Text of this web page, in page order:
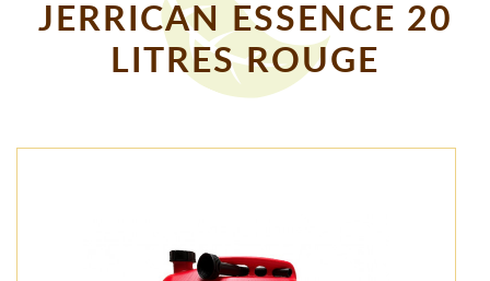
JERRICAN ESSENCE 20
LITRES ROUGE